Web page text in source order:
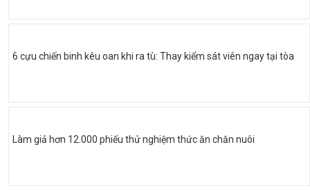
6 cựu chiến binh kêu oan khi ra tù: Thay kiểm sát viên ngay tại tòa
Làm giả hơn 12.000 phiếu thử nghiệm thức ăn chăn nuôi